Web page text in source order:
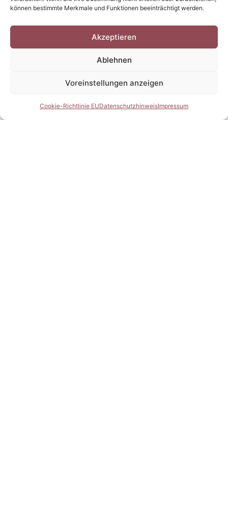
können bestimmte Merkmale und Funktionen beeinträchtigt werden.
Akzeptieren
Ablehnen
Voreinstellungen anzeigen
Cookie-Richtlinie EUDatenschutzhinweisImpressum